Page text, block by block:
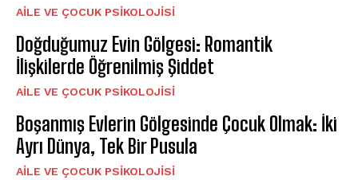
AILE VE ÇOCUK PSIKOLOJISI
Doğduğumuz Evin Gölgesi: Romantik
İlişkilerde Öğrenilmiş Şiddet
AILE VE ÇOCUK PSIKOLOJISI
Boşanmış Evlerin Gölgesinde Çocuk Olmak: İki
Ayrı Dünya, Tek Bir Pusula
AILE VE ÇOCUK PSIKOLOJISI